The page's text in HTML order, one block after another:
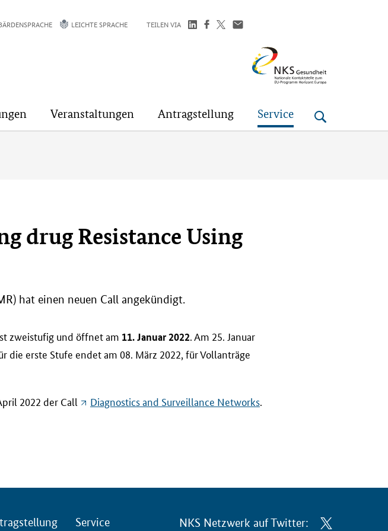
LEICHTE SPRACHE TEILEN VIA
NKS
Gesundheit
Veranstaltungen Antragstellung Service
drug Resistance Using
) hat einen neuen Call angekündigt.
zweistufig und öffnet am 11. Januar 2022. Am 25. Januar
erste Stufe endet am 08. März 2022, für Vollanträge
2022 der Call Diagnostics and Surveillance Networks.
Service NKS Netzwerk auf Twitter: